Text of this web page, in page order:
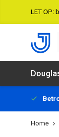
LET OP:
Home